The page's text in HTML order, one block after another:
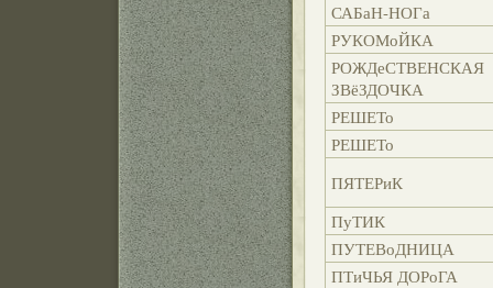
САБаН-НОГа
РУКОМоЙКА
РОЖДеСТВЕНСКАЯ
ЗВёЗДОЧКА
РЕШЕТо
РЕШЕТо
ПЯТЕРиК
ПуТИК
ПУТЕВоДНИЦА
ПТиЧЬЯ ДОРоГА